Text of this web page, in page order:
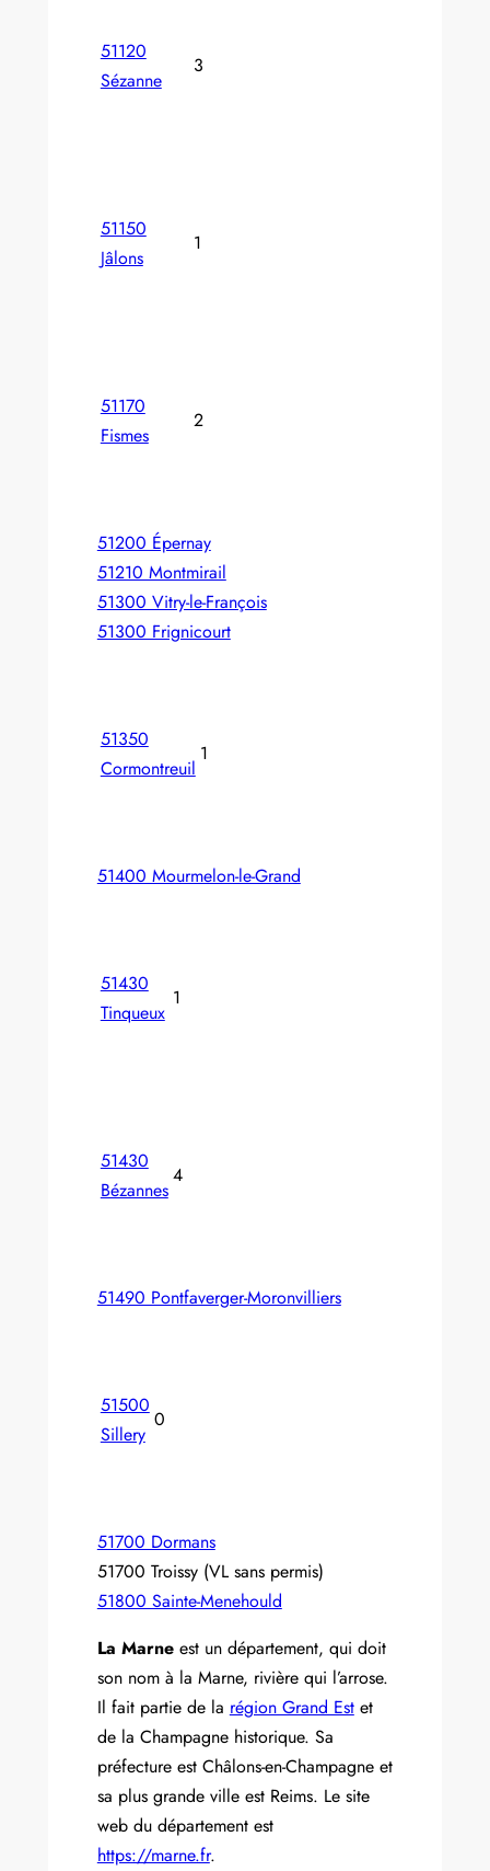
51120
Sézanne
3
51150
Jâlons
1
51170
Fismes
2
51200 Épernay
51210 Montmirail
51300 Vitry-le-François
51300 Frignicourt
51350
Cormontreuil
1
51400 Mourmelon-le-Grand
51430
Tinqueux
1
51430
Bézannes
4
51490 Pontfaverger-Moronvilliers
51500
Sillery
0
51700 Dormans
51700 Troissy (VL sans permis)
51800 Sainte-Menehould
La Marneest un département, qui doit
son nom à la Marne, rivière qui l’arrose.
Il fait partie de la région Grand Estet
de la Champagne historique. Sa
préfecture est Châlons-en-Champagne et
sa plus grande ville est Reims. Le site
web du département est
https://marne.fr.